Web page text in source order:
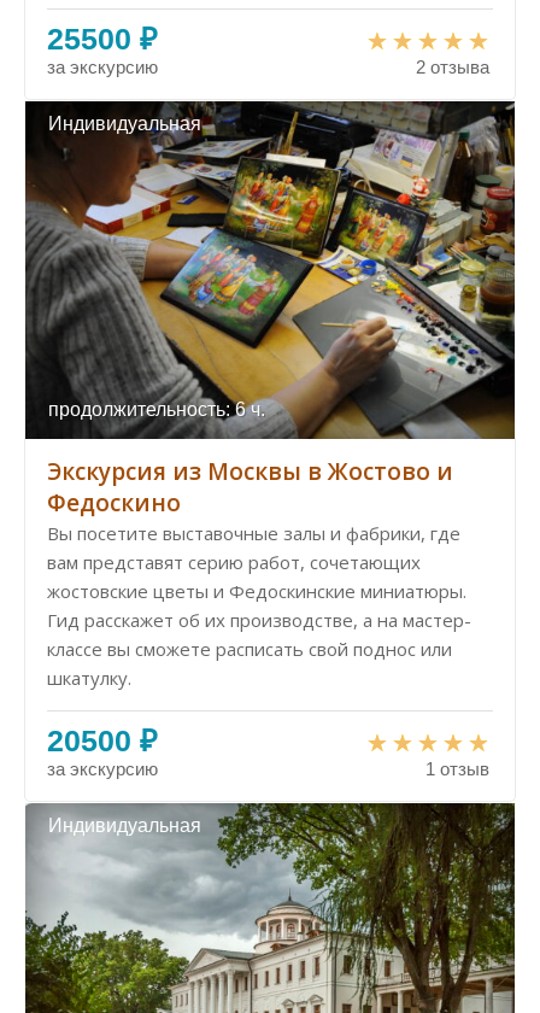
25500 ₽
за экскурсию 2 отзыва
Индивидуальная
продолжительность: 6 ч.
Экскурсия из Москвы в Жостово и
Федоскино
Вы посетите выставочные залы и фабрики, где
вам представят серию работ, сочетающих
жостовские цветы и Федоскинские миниатюры.
Гид расскажет об их производстве, а на мастер-
классе вы сможете расписать свой поднос или
шкатулку.
20500 ₽
за экскурсию 1 отзыв
Индивидуальная